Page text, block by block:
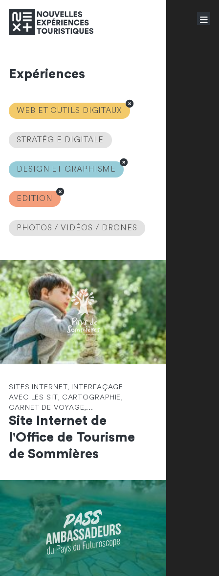
Expériences
WEB ET OUTILS DIGITAUX
STRATÉGIE DIGITALE
DESIGN ET GRAPHISME
EDITION
PHOTOS / VIDÉOS / DRONES
SITES INTERNET, INTERFAÇAGE
AVEC LES SIT, CARTOGRAPHIE,
CARNET DE VOYAGE,...
Site Internet de
l'Office de Tourisme
de Sommières